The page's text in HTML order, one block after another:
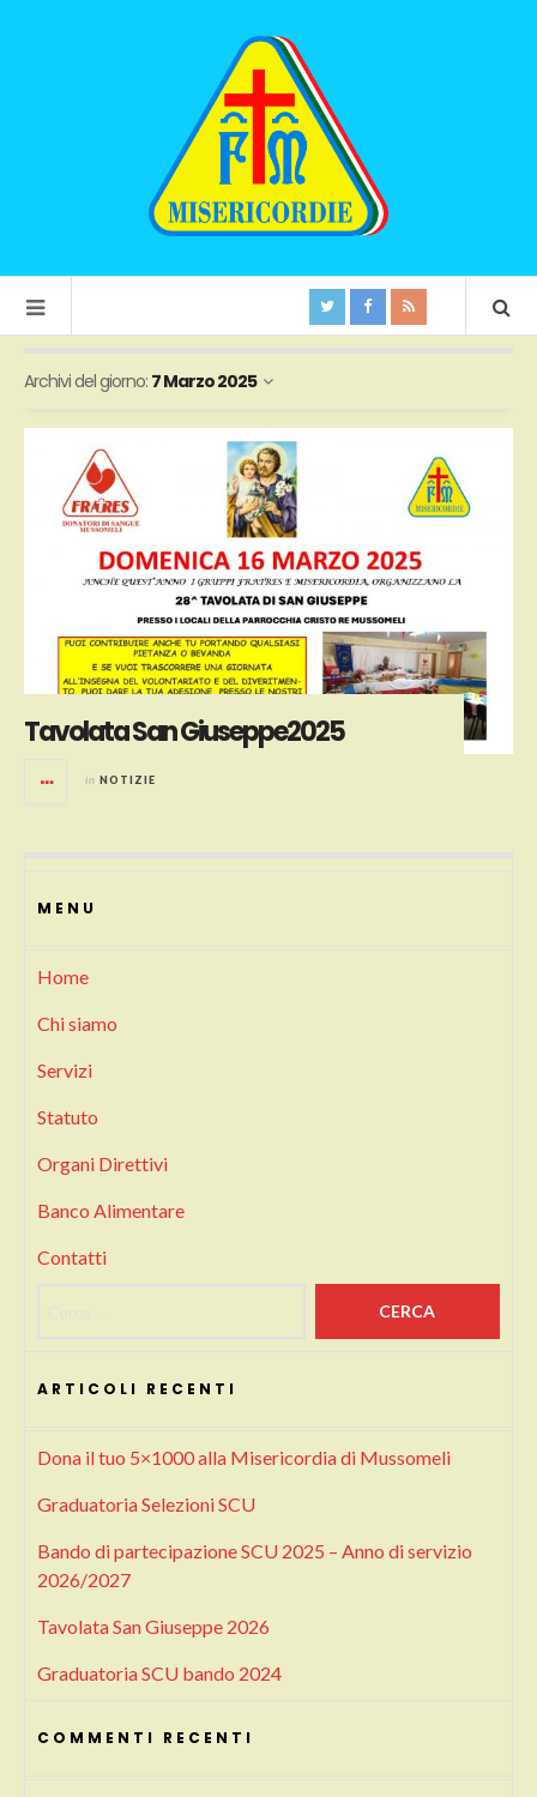
Archivi del giorno: 7 Marzo 2025
Tavolata San Giuseppe2025
in NOTIZIE
MENU
Home
Chi siamo
Servizi
Statuto
Organi Direttivi
Banco Alimentare
Contatti
ARTICOLI RECENTI
Dona il tuo 5×1000 alla Misericordia di Mussomeli
Graduatoria Selezioni SCU
Bando di partecipazione SCU 2025 – Anno di servizio
2026/2027
Tavolata San Giuseppe 2026
Graduatoria SCU bando 2024
COMMENTI RECENTI